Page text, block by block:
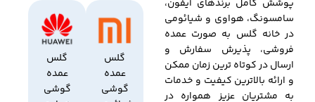
پوشش کامل برندهای آیفون،
سامسونگ، هواوی و شیائومی
در خانه گلس به صورت عمده
فروشی، پذیرش سفارش و
ارسال در کوتاه ترین زمان ممکن
و ارائه بالاترین کیفیت و خدمات
به مشتریان عزیز همواره در
گلس
عمده
گوشی
گلس
عمده
گوشی